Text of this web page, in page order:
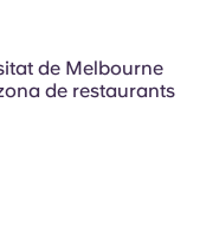
de Melbourne
de restaurants